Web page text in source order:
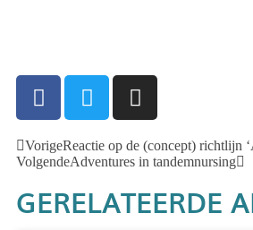
VorigeReactie op de (concept) richtlijn
VolgendeAdventures in tandemnursing
GERELATEERDE